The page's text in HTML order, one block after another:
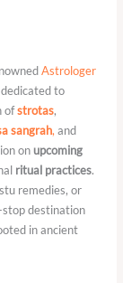
Astrologer
to
ofstrotas,
sangrah, and
onupcoming
ritual practices.
remedies, or
stop destination
in ancient